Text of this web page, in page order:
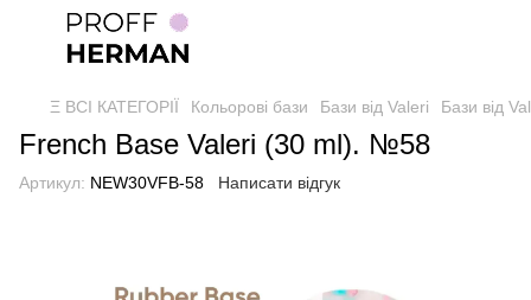
Ξ ВСІ КАТЕГОРІЇ Кольорові бази Бази від Valeri Бази від
French Base Valeri (30 ml). №58
Артикул: NEW30VFB-58 Написати відгук